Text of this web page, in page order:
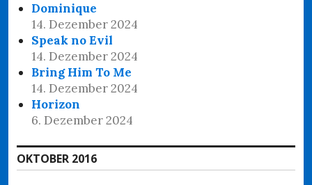
Dominique
14. Dezember 2024
Speak no Evil
14. Dezember 2024
Bring Him To Me
14. Dezember 2024
Horizon
6. Dezember 2024
OKTOBER 2016